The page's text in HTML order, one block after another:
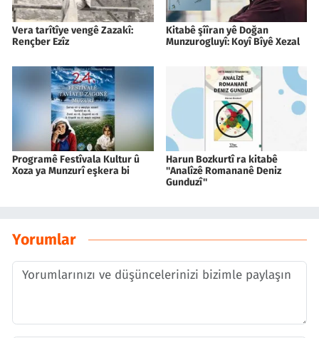
Vera tarîtîye vengê Zazakî:
Rençber Ezîz
Kitabê şîîran yê Doğan
Munzurogluyî: Koyî Bîyê Xezal
Programê Festîvala Kultur û
Xoza ya Munzurî eşkera bi
Harun Bozkurtî ra kitabê
''Analîzê Romananê Deniz
Gunduzî''
Yorumlar